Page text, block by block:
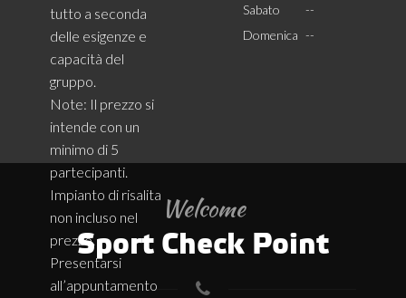
tutto a seconda
delle esigenze e
capacità del
gruppo.
Note: Il prezzo si
intende con un
minimo di 5
partecipanti.
Impianto di risalita
non incluso nel
prezzo.
Presentarsi
all’appuntamento
Sabato
--
Domenica --
Welcome
Sport Check Point